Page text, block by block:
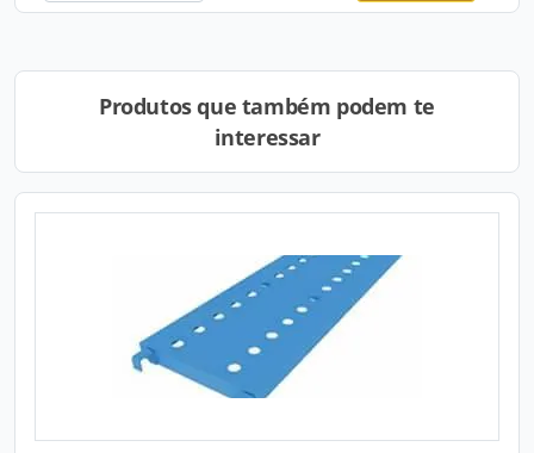
Produtos que também podem te
interessar